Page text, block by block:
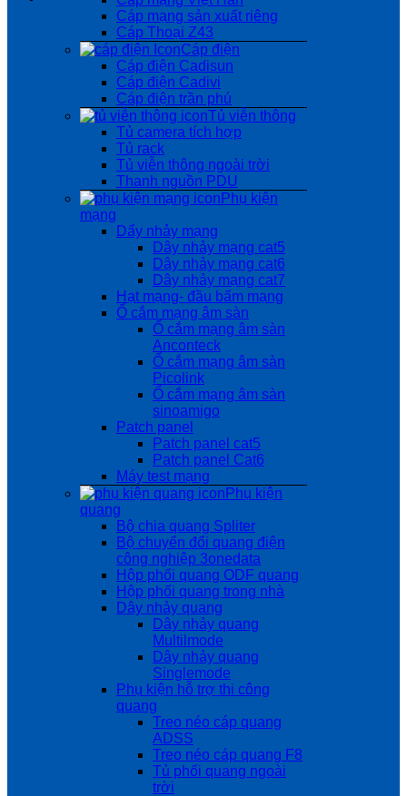
Cáp mạng sản xuất riêng
Cáp Thoại Z43
Cáp điện
Cáp điện Cadisun
Cáp điện Cadivi
Cáp điện trần phú
Tủ viễn thông
Tủ camera tích hợp
Tủ rack
Tủ viễn thông ngoài trời
Thanh nguồn PDU
Phụ kiện
mạng
Dẩy nhảy mạng
Dây nhảy mạng cat5
Dây nhảy mạng cat6
Dây nhảy mạng cat7
Hạt mạng- đầu bấm mạng
Ổ cắm mạng âm sàn
Ổ cắm mạng âm sàn
Anconteck
Ổ cắm mạng âm sàn
Picolink
Ổ cắm mạng âm sàn
sinoamigo
Patch panel
Patch panel cat5
Patch panel Cat6
Máy test mạng
Phụ kiện
quang
Bộ chia quang Spliter
Bộ chuyển đổi quang điện
công nghiệp 3onedata
Hộp phối quang ODF quang
Hộp phối quang trong nhà
Dây nhảy quang
Dây nhảy quang
Multilmode
Dây nhảy quang
Singlemode
Phụ kiện hỗ trợ thi công
quang
Treo néo cáp quang
ADSS
Treo néo cáp quang F8
Tủ phối quang ngoài
trời